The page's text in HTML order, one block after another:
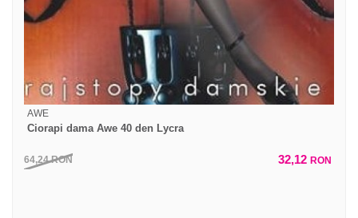
AWE
Ciorapi dama Awe 40 den Lycra
64,24RON 32,12 RON